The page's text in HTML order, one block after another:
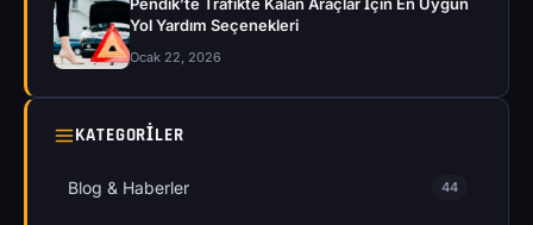
Yol Yardım Seçenekleri
Ocak 22, 2026
KATEGORILER
Blog & Haberler 44